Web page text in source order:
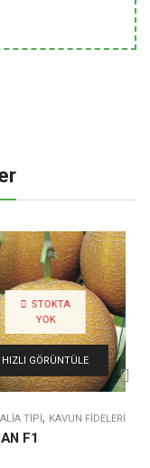
STOKTA
YOK
HIZLI GÖRÜNTÜLE
TIPI , KAVUN FIDELERI
F1